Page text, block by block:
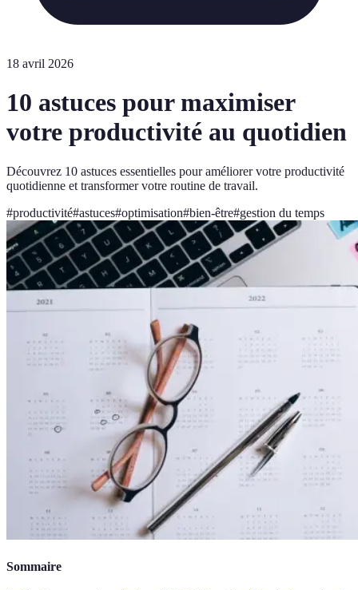
18 avril 2026
10 astuces pour maximiser
votre productivité au quotidien
Découvrez 10 astuces essentielles pour améliorer votre productivité
quotidienne et transformer votre routine de travail.
#productivité#astuces#optimisation#bien-être#gestion du temps
Sommaire